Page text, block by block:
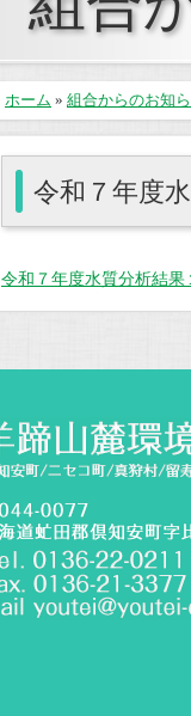
ホーム » 組合からのお知
令和７年度
令和７年度水質分析結果